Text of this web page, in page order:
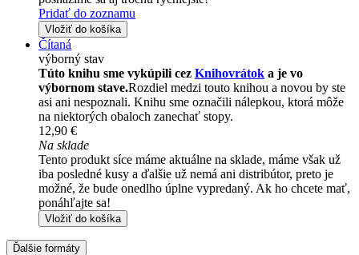
Pridať do zoznamu
Vložiť do košíka
Čítaná
výborný stav
Túto knihu sme vykúpili cez Knihovrátok a je vo
výbornom stave.Rozdiel medzi touto knihou a novou by ste
asi ani nespoznali. Knihu sme označili nálepkou, ktorá môže
na niektorých obaloch zanechať stopy.
12,90 €
Na sklade
Tento produkt síce máme aktuálne na sklade, máme však už
iba posledné kusy a ďalšie už nemá ani distribútor, preto je
možné, že bude onedlho úplne vypredaný. Ak ho chcete mať,
ponáhľajte sa!
Vložiť do košíka
Ďalšie formáty